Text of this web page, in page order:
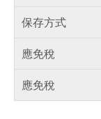
保存方式
應免稅
應免稅